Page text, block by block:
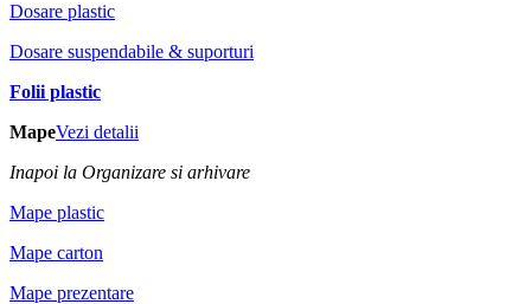
Dosare plastic
Dosare suspendabile & suporturi
Folii plastic
MapeVezi detalii
Inapoi la Organizare si arhivare
Mape plastic
Mape carton
Mape prezentare